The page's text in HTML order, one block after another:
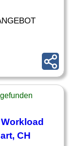
Workload
CH